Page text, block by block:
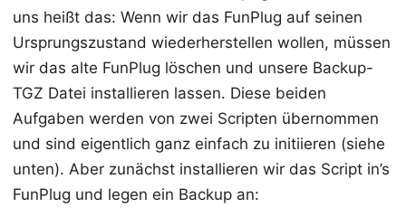
uns heißt das: Wenn wir das FunPlug auf seinen
Ursprungszustand wiederherstellen wollen, müssen
wir das alte FunPlug löschen und unsere Backup-
TGZ Datei installieren lassen. Diese beiden
Aufgaben werden von zwei Scripten übernommen
und sind eigentlich ganz einfach zu initiieren (siehe
unten). Aber zunächst installieren wir das Script in’s
FunPlug und legen ein Backup an: